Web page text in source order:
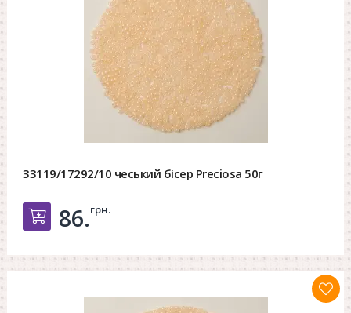
33119/17292/10 чеський бісер Preciosa 50г
Добавить в корзину
86.грн.